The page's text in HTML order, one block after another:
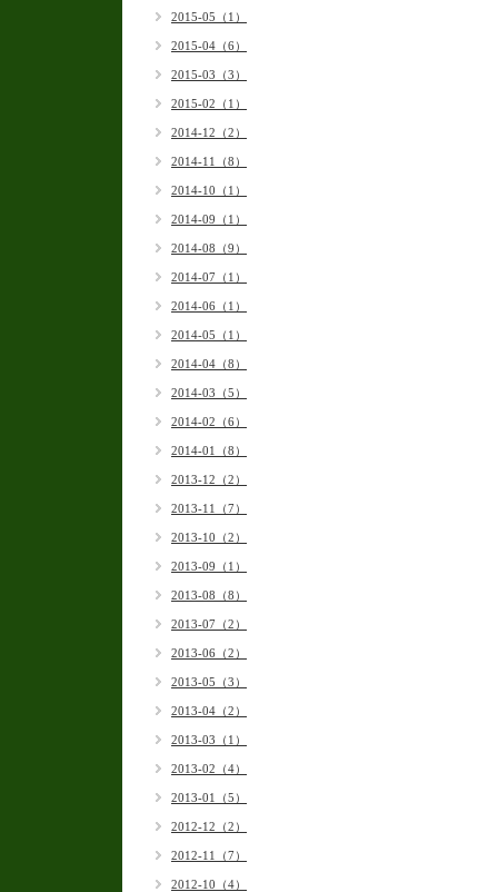
2015-05（1）
2015-04（6）
2015-03（3）
2015-02（1）
2014-12（2）
2014-11（8）
2014-10（1）
2014-09（1）
2014-08（9）
2014-07（1）
2014-06（1）
2014-05（1）
2014-04（8）
2014-03（5）
2014-02（6）
2014-01（8）
2013-12（2）
2013-11（7）
2013-10（2）
2013-09（1）
2013-08（8）
2013-07（2）
2013-06（2）
2013-05（3）
2013-04（2）
2013-03（1）
2013-02（4）
2013-01（5）
2012-12（2）
2012-11（7）
2012-10（4）